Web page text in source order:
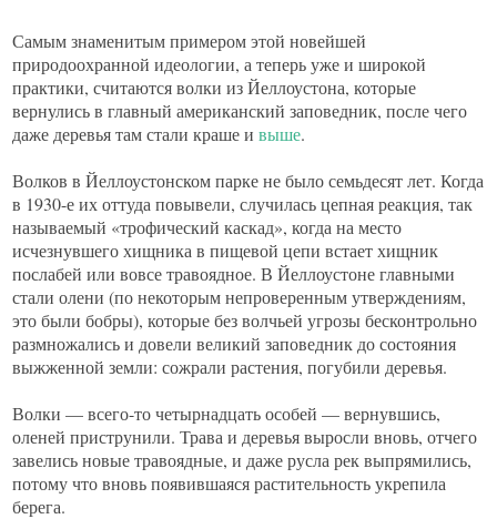
Самым знаменитым примером этой новейшей
природоохранной идеологии, а теперь уже и широкой
практики, считаются волки из Йеллоустона, которые
вернулись в главный американский заповедник, после чего
даже деревья там стали краше и выше.
Волков в Йеллоустонском парке не было семьдесят лет. Когда
в 1930-е их оттуда повывели, случилась цепная реакция, так
называемый «трофический каскад», когда на место
исчезнувшего хищника в пищевой цепи встает хищник
послабей или вовсе травоядное. В Йеллоустоне главными
стали олени (по некоторым непроверенным утверждениям,
это были бобры), которые без волчьей угрозы бесконтрольно
размножались и довели великий заповедник до состояния
выжженной земли: сожрали растения, погубили деревья.
Волки — всего-то четырнадцать особей — вернувшись,
оленей приструнили. Трава и деревья выросли вновь, отчего
завелись новые травоядные, и даже русла рек выпрямились,
потому что вновь появившаяся растительность укрепила
берега.